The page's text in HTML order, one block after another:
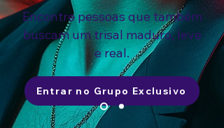
Encontre pessoas que também
buscam um trisal maduro, leve
e real.
Entrar no Grupo Exclusivo